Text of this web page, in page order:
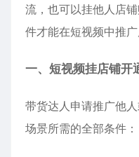
流，也可以挂他人店
件才能在短视频中推
一、短视频挂店铺开
带货达人申请推广他
场景所需的全部条件：